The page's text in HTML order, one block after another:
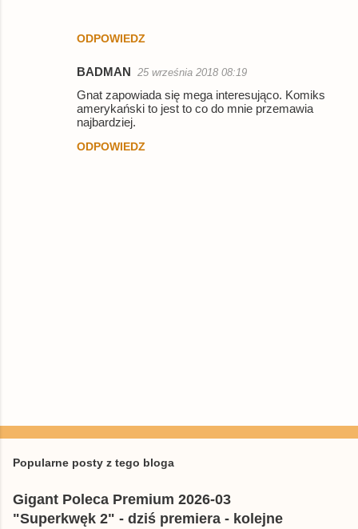
ODPOWIEDZ
BADMAN 25 września 2018 08:19
Gnat zapowiada się mega interesująco. Komiks
amerykański to jest to co do mnie przemawia
najbardziej.
ODPOWIEDZ
e
i
j
Popularne posty z tego bloga
Gigant Poleca Premium 2026-03
"Superkwęk 2" - dziś premiera - kolejne